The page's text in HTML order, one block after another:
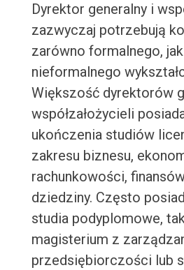
Dyrektor generalny i
zazwyczaj potrzebują
zarówno formalnego,
nieformalnego
Większość dyrektorów
współzałożycieli
ukończenia studiów
zakresu biznesu,
rachunkowości,
dziedziny. Często
studia podyplomowe,
magisterium z
przedsiębiorczości lub